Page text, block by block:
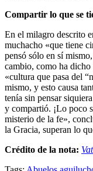
Compartir lo que se
En el milagro descrito
muchacho «que tiene
pensó sólo en sí
cambio, como ha dicho
«cultura que pasa del
mismo, y esto causa
tenía sin pensar
y compartió. ¡Lo poco
misterio de la fe»,
la Gracia, superan lo
Crédito de la nota: